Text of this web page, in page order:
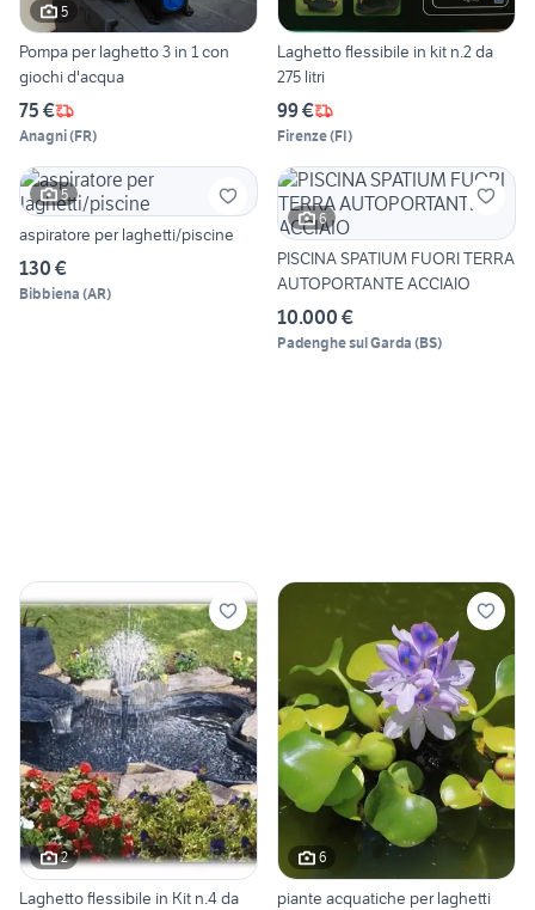
5
Pompa per laghetto 3 in 1 con
giochi d'acqua
75 €
Anagni(FR)
Laghetto flessibile in kit n.2 da
275 litri
99 €
Firenze(FI)
5
aspiratore per laghetti/piscine
130 €
Bibbiena (AR)
6
PISCINA SPATIUM FUORI TERRA
AUTOPORTANTE ACCIAIO
10.000 €
Padenghe sul Garda (BS)
2
Laghetto flessibile in Kit n.4 da
6
piante acquatiche per laghetti